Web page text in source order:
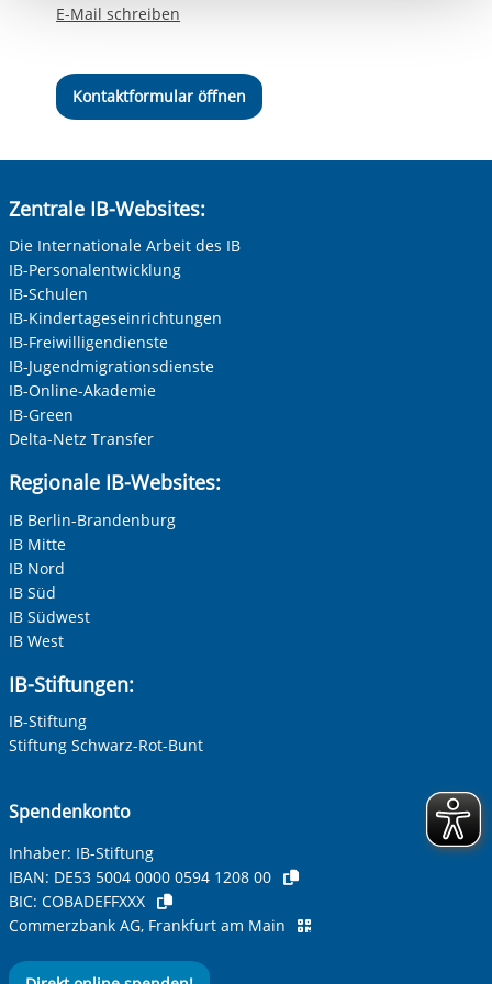
E-Mail schreiben
Kontaktformular öffnen
Zentrale IB-Websites:
Die Internationale Arbeit des IB
IB-Personalentwicklung
IB-Schulen
IB-Kindertageseinrichtungen
IB-Freiwilligendienste
IB-Jugendmigrationsdienste
IB-Online-Akademie
IB-Green
Delta-Netz Transfer
Regionale IB-Websites:
IB Berlin-Brandenburg
IB Mitte
IB Nord
IB Süd
IB Südwest
IB West
IB-Stiftungen:
IB-Stiftung
Stiftung Schwarz-Rot-Bunt
Spendenkonto
Inhaber: IB-Stiftung
IBAN: DE53 5004 0000 0594 1208 00
BIC: COBADEFFXXX
Commerzbank AG, Frankfurt am Main